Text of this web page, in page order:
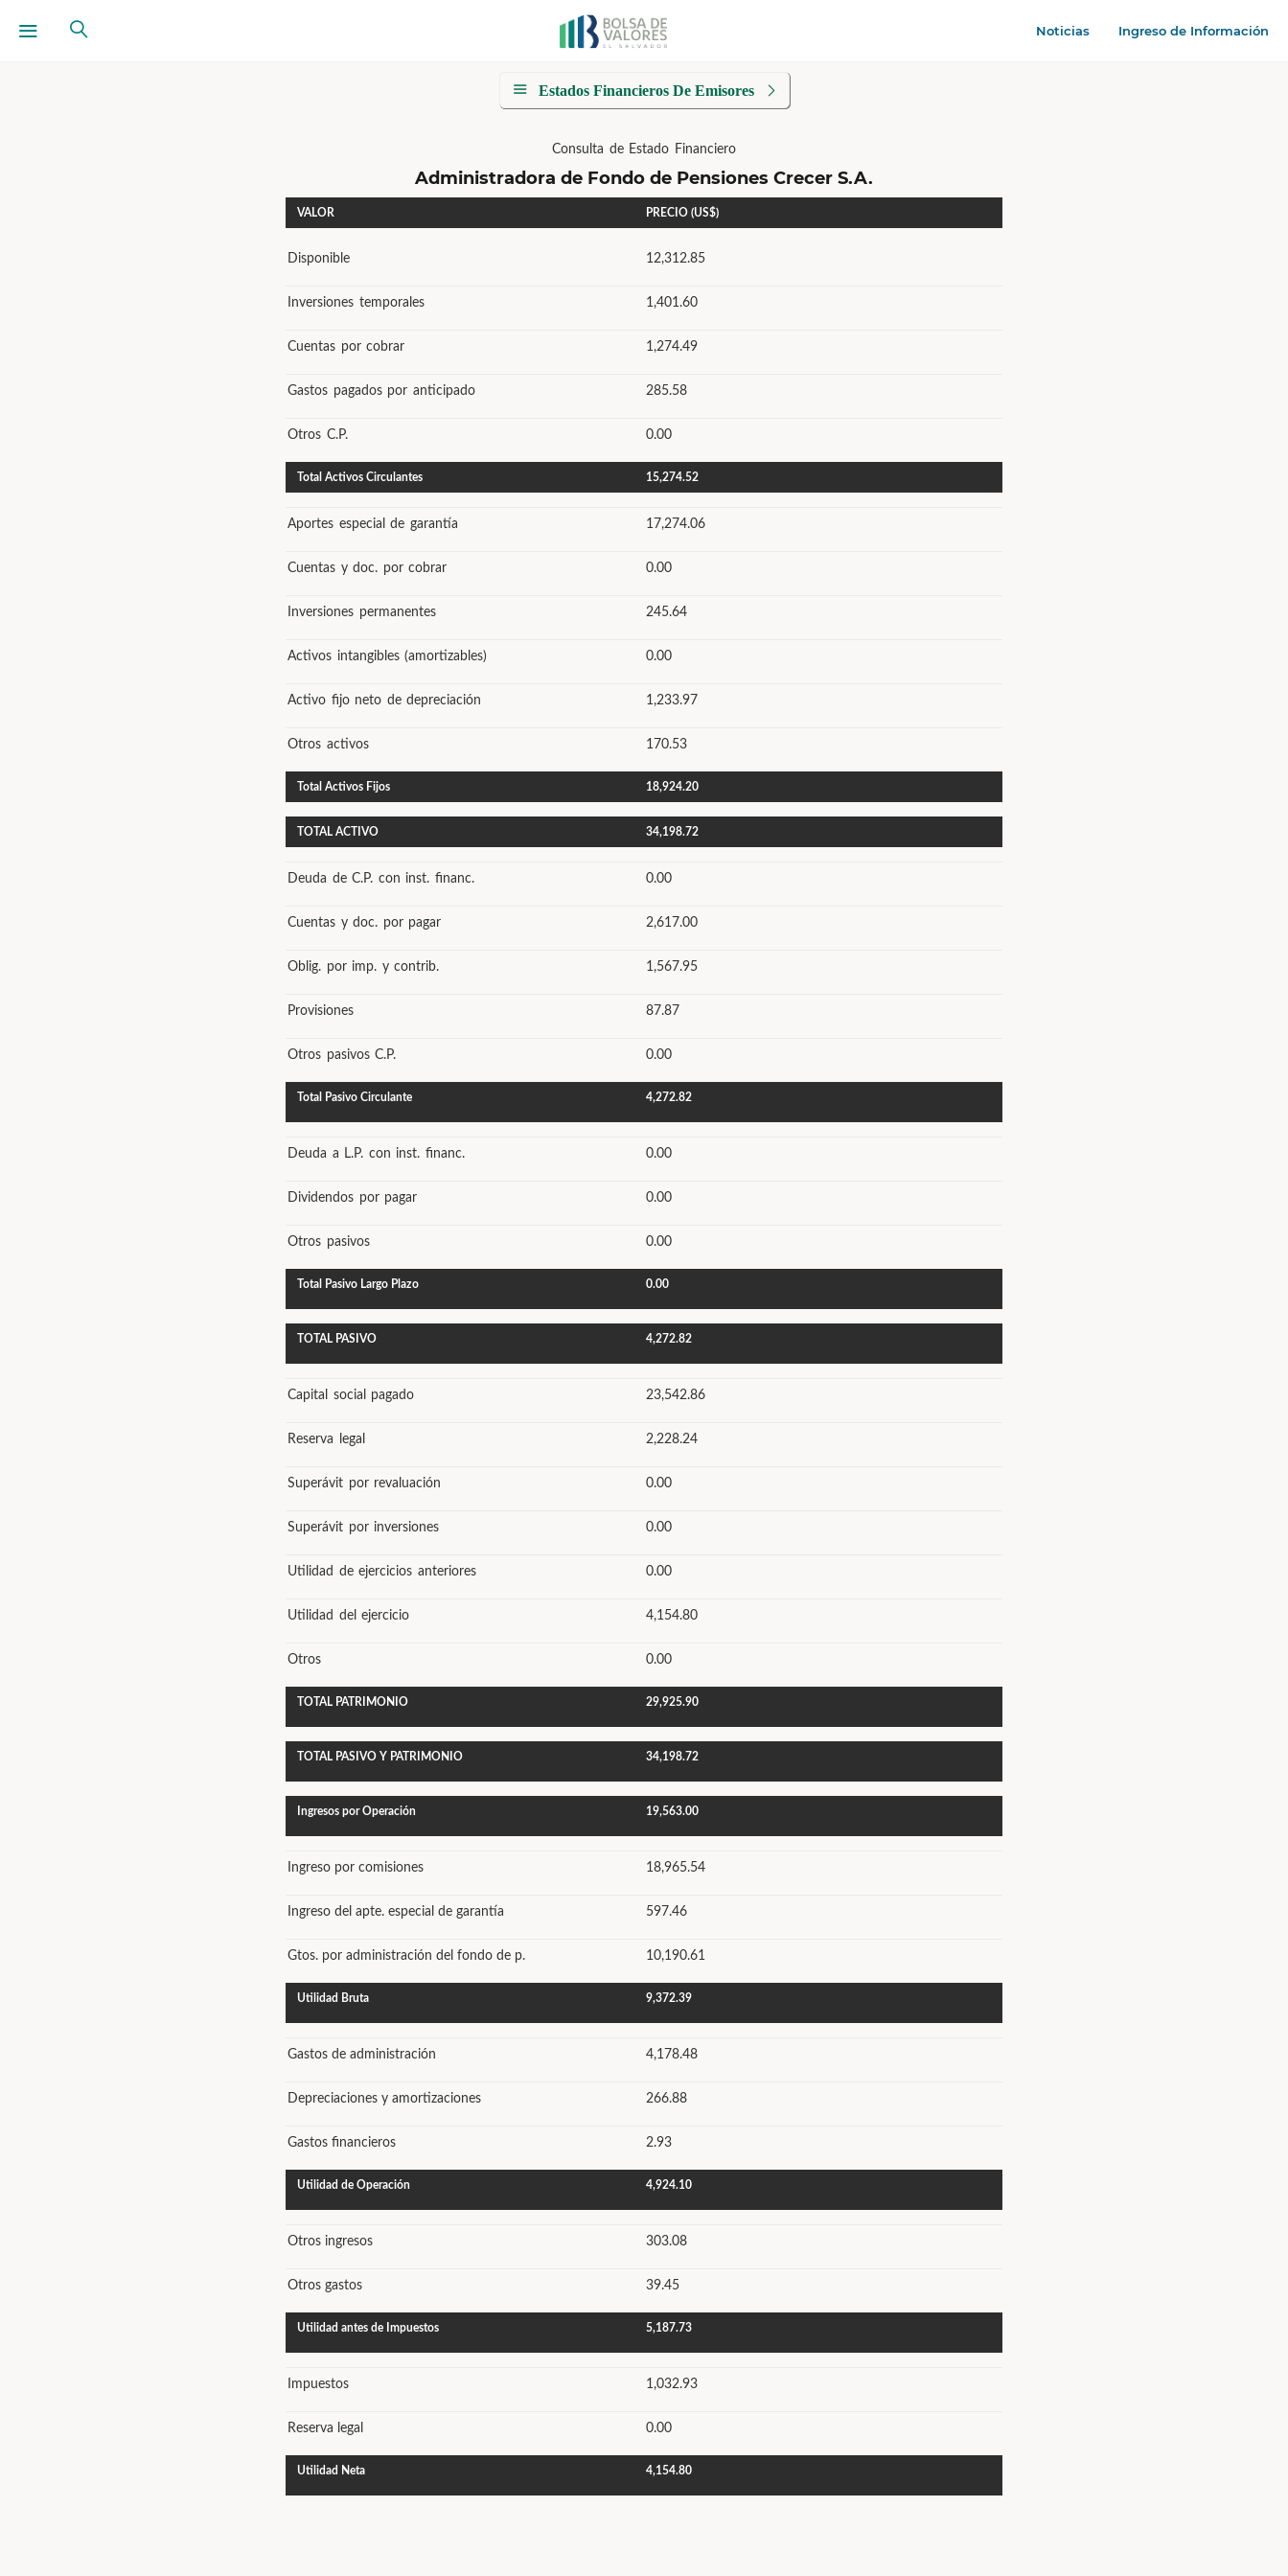
Noticias Ingreso de Información
Estados Financieros De Emisores
Consulta de Estado Financiero
Administradora de Fondo de Pensiones Crecer S.A.
VALOR PRECIO (US$)
Disponible 12,312.85
Inversiones temporales 1,401.60
Cuentas por cobrar 1,274.49
Gastos pagados por anticipado 285.58
Otros C.P. 0.00
Total Activos Circulantes 15,274.52
Aportes especial de garantía 17,274.06
Cuentas y doc. por cobrar 0.00
Inversiones permanentes 245.64
Activos intangibles (amortizables) 0.00
Activo fijo neto de depreciación 1,233.97
Otros activos 170.53
Total Activos Fijos 18,924.20
TOTAL ACTIVO 34,198.72
Deuda de C.P. con inst. financ. 0.00
Cuentas y doc. por pagar 2,617.00
Oblig. por imp. y contrib. 1,567.95
Provisiones 87.87
Otros pasivos C.P. 0.00
Total Pasivo Circulante 4,272.82
Deuda a L.P. con inst. financ. 0.00
Dividendos por pagar 0.00
Otros pasivos 0.00
Total Pasivo Largo Plazo 0.00
TOTAL PASIVO 4,272.82
Capital social pagado 23,542.86
Reserva legal 2,228.24
Superávit por revaluación 0.00
Superávit por inversiones 0.00
Utilidad de ejercicios anteriores 0.00
Utilidad del ejercicio 4,154.80
Otros 0.00
TOTAL PATRIMONIO 29,925.90
TOTAL PASIVO Y PATRIMONIO 34,198.72
Ingresos por Operación 19,563.00
Ingreso por comisiones 18,965.54
Ingreso del apte. especial de garantía 597.46
Gtos. por administración del fondo de p. 10,190.61
Utilidad Bruta 9,372.39
Gastos de administración 4,178.48
Depreciaciones y amortizaciones 266.88
Gastos financieros 2.93
Utilidad de Operación 4,924.10
Otros ingresos 303.08
Otros gastos 39.45
Utilidad antes de Impuestos 5,187.73
Impuestos 1,032.93
Reserva legal 0.00
Utilidad Neta 4,154.80